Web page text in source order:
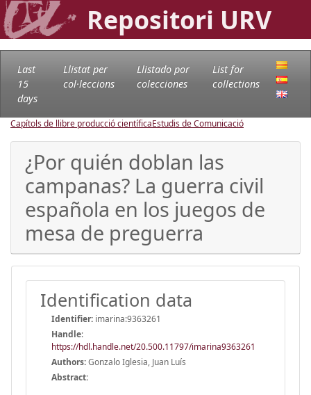
Repositori URV
Last
15
days
Llistat per
col·leccions
Llistado por
colecciones
List for
collections
Capítols de llibre producció científicaEstudis de Comunicació
¿Por quién doblan las
campanas? La guerra civil
española en los juegos de
mesa de preguerra
Identification data
Identifier: imarina:9363261
Handle:
https://hdl.handle.net/20.500.11797/imarina9363261
Authors:Gonzalo Iglesia, Juan Luís
Abstract: